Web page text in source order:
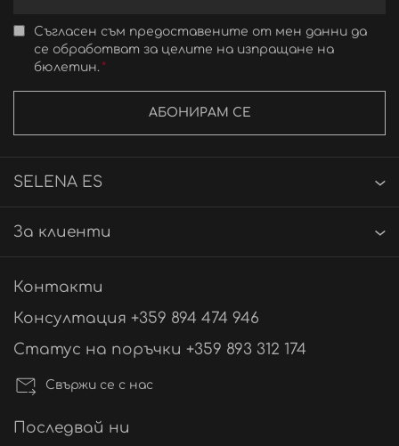
Съгласен съм предоставените от мен данни да
се обработват за целите на изпращане на
бюлетин.
АБОНИРАМ СЕ
SELENA ES
За клиенти
Контакти
Консултация +359 894 474 946
Статус на поръчки +359 893 312 174
Свържи се с нас
Последвай ни